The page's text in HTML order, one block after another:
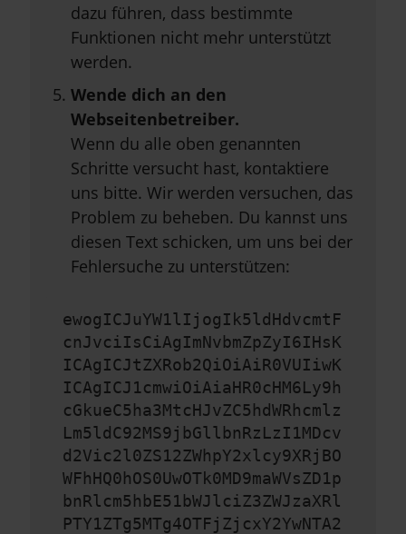
dazu führen, dass bestimmte
Funktionen nicht mehr unterstützt
werden.
Wende dich an den
Webseitenbetreiber.
Wenn du alle oben genannten
Schritte versucht hast, kontaktiere
uns bitte. Wir werden versuchen, das
Problem zu beheben. Du kannst uns
diesen Text schicken, um uns bei der
Fehlersuche zu unterstützen:
ewogICJuYW1lIjogIk5ldHdvcmtF
cnJvciIsCiAgImNvbmZpZyI6IHsK
ICAgICJtZXRob2QiOiAiR0VUIiwK
ICAgICJ1cmwiOiAiaHR0cHM6Ly9h
cGkueC5ha3MtcHJvZC5hdWRhcmlz
Lm5ldC92MS9jbGllbnRzLzI1MDcv
d2Vic2l0ZS12ZWhpY2xlcy9XRjBO
WFhHQ0hOS0UwOTk0MD9maWVsZD1p
bnRlcm5hbE51bWJlciZ3ZWJzaXRl
PTY1ZTg5MTg4OTFjZjcxY2YwNTA2